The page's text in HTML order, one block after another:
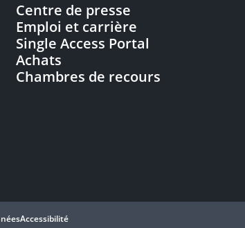
Centre de presse
Emploi et carrière
Single Access Portal
Achats
Chambres de recours
Accessibilité